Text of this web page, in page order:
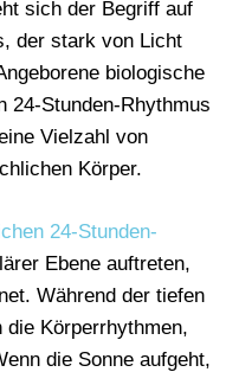
sich der Begriff auf
der stark von Licht
biologische
24-Stunden-Rhythmus
Vielzahl von
Körper.
24-Stunden-
Ebene auftreten,
Während der tiefen
Körperrhythmen,
die Sonne aufgeht,